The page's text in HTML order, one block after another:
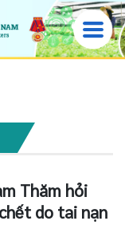
Thăm hỏi
do tai nạn